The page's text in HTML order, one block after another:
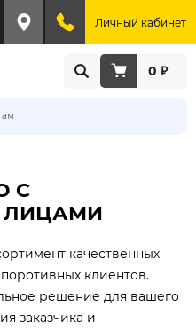
Личный кабинет
0 ₽
С
ЛИЦАМИ
качественных
клиентов.
решение для вашего
заказчика и